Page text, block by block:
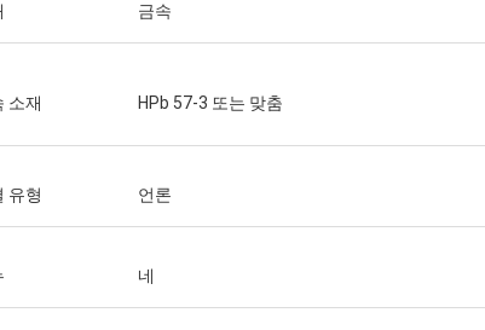
금속
소재 HPb 57-3 또는 맞춤
유형 언론
네